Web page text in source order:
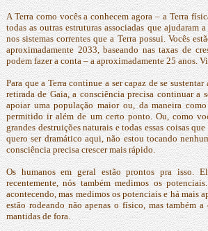
A Terra como vocês a conhecem agora – a Terra
todas as outras estruturas associadas que ajudaram
nos sistemas correntes que a Terra possui. Vocês
aproximadamente 2033, baseando nas taxas de
podem fazer a conta – a aproximadamente 25 anos.
Para que a Terra continue a ser capaz de se
retirada de Gaia, a consciência precisa continuar a
apoiar uma população maior ou, da maneira
permitido ir além de um certo ponto. Ou, como
grandes destruições naturais e todas essas coisas
quero ser dramático aqui, não estou tocando
consciência precisa crescer mais rápido.
Os humanos em geral estão prontos pra isso.
recentemente, nós também medimos os
acontecendo, mas medimos os potenciais e há mais
estão rodeando não apenas o físico, mas também
mantidas de fora.